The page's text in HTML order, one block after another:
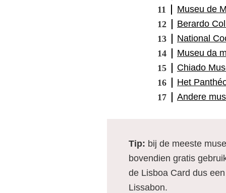
Museu de
Berardo
National
Museu da
Chiado
Het
Andere
Tip: bij de meeste
bovendien gratis
de Lisboa Card dus
Lissabon.